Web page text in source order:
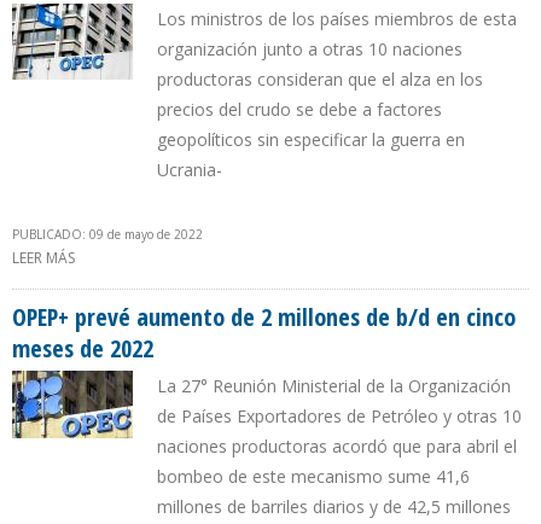
Los ministros de los países miembros de esta
organización junto a otras 10 naciones
productoras consideran que el alza en los
precios del crudo se debe a factores
geopolíticos sin especificar la guerra en
Ucrania-
PUBLICADO: 09 de mayo de 2022
LEER MÁS
OPEP+ prevé aumento de 2 millones de b/d en cinco
meses de 2022
La 27° Reunión Ministerial de la Organización
de Países Exportadores de Petróleo y otras 10
naciones productoras acordó que para abril el
bombeo de este mecanismo sume 41,6
millones de barriles diarios y de 42,5 millones